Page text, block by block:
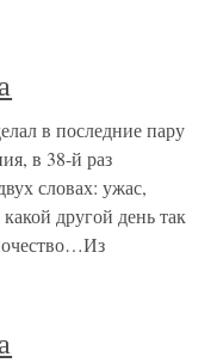
в последние пару
в 38-й раз
словах: ужас,
другой день так